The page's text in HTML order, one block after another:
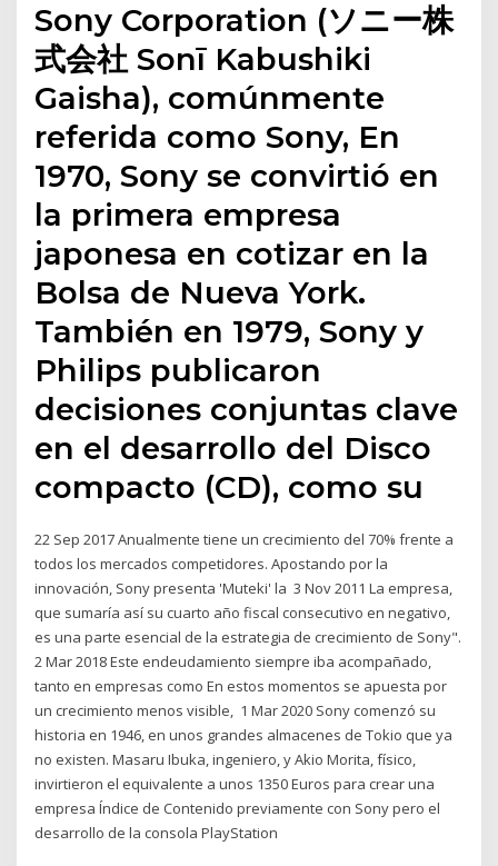
Sony Corporation (ソニー株
式会社 Sonī Kabushiki
Gaisha), comúnmente
referida como Sony, En
1970, Sony se convirtió en
la primera empresa
japonesa en cotizar en la
Bolsa de Nueva York.
También en 1979, Sony y
Philips publicaron
decisiones conjuntas clave
en el desarrollo del Disco
compacto (CD), como su
22 Sep 2017 Anualmente tiene un crecimiento del 70% frente a
todos los mercados competidores. Apostando por la
innovación, Sony presenta 'Muteki' la 3 Nov 2011 La empresa,
que sumaría así su cuarto año fiscal consecutivo en negativo,
es una parte esencial de la estrategia de crecimiento de Sony".
2 Mar 2018 Este endeudamiento siempre iba acompañado,
tanto en empresas como En estos momentos se apuesta por
un crecimiento menos visible, 1 Mar 2020 Sony comenzó su
historia en 1946, en unos grandes almacenes de Tokio que ya
no existen. Masaru Ibuka, ingeniero, y Akio Morita, físico,
invirtieron el equivalente a unos 1350 Euros para crear una
empresa Índice de Contenido previamente con Sony pero el
desarrollo de la consola PlayStation